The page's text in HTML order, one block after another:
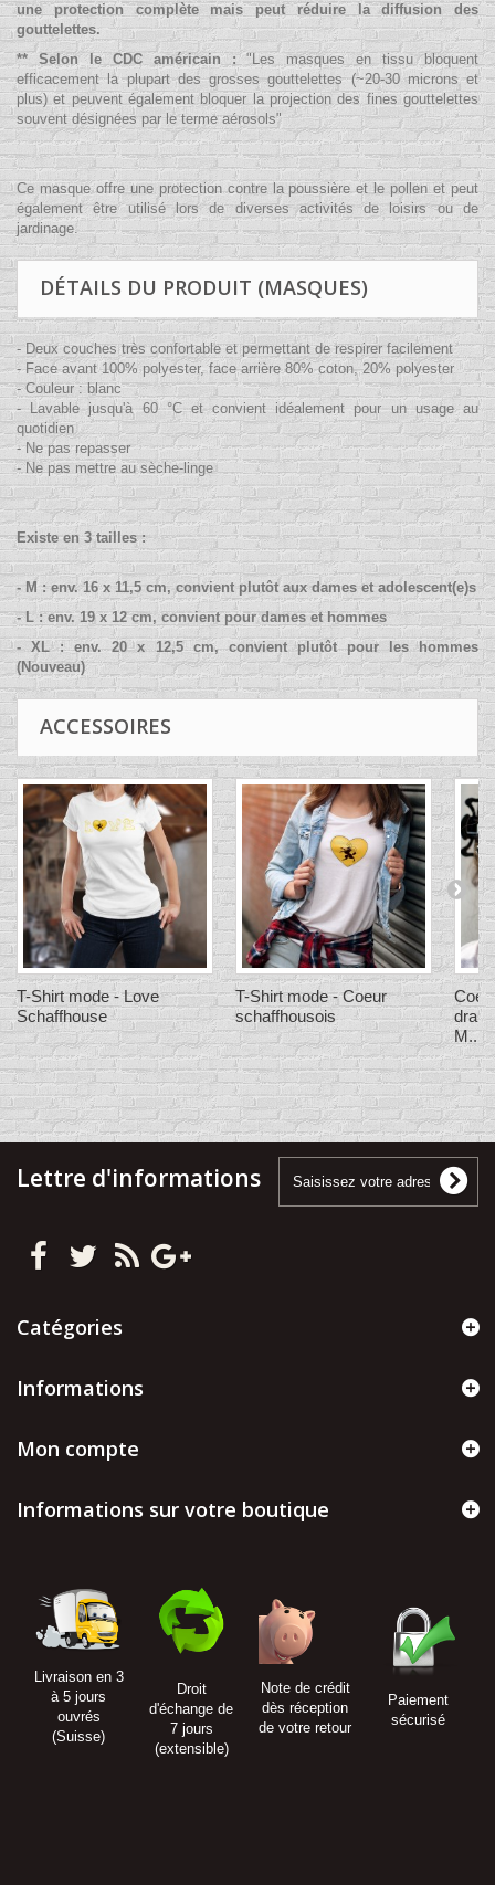
une protection complète mais peut réduire la diffusion des
gouttelettes.
** Selon le CDC américain : "Les masques en tissu bloquent
efficacement la plupart des grosses gouttelettes (~20-30 microns et
plus) et peuvent également bloquer la projection des fines gouttelettes
souvent désignées par le terme aérosols"
Ce masque offre une protection contre la poussière et le pollen et peut
également être utilisé lors de diverses activités de loisirs ou de
jardinage.
DÉTAILS DU PRODUIT (MASQUES)
- Deux couches très confortable et permettant de respirer facilement
- Face avant 100% polyester, face arrière 80% coton, 20% polyester
- Couleur : blanc
- Lavable jusqu'à 60 °Cet convient idéalement pour un usage au
quotidien
- Ne pas repasser
- Ne pas mettre au sèche-linge
Existe en 3tailles :
- M : env. 16 x 11,5 cm, convient plutôt aux dames et adolescent(e)s
- L : env. 19 x 12 cm, convient pour dames et hommes
- XL : env. 20 x 12,5 cm, convient plutôt pour les hommes
(Nouveau)
ACCESSOIRES
T-Shirt mode - Love
Schaffhouse
T-Shirt mode - Coeur
schaffhousois
M...
Lettre d'informations
Catégories
Informations
Mon compte
Informations sur votre boutique
Livraison en 3
à 5 jours
ouvrés
(Suisse)
Droit
d'échange de
7 jours
(extensible)
Note de crédit
dès réception
de votre retour
Paiement
sécurisé